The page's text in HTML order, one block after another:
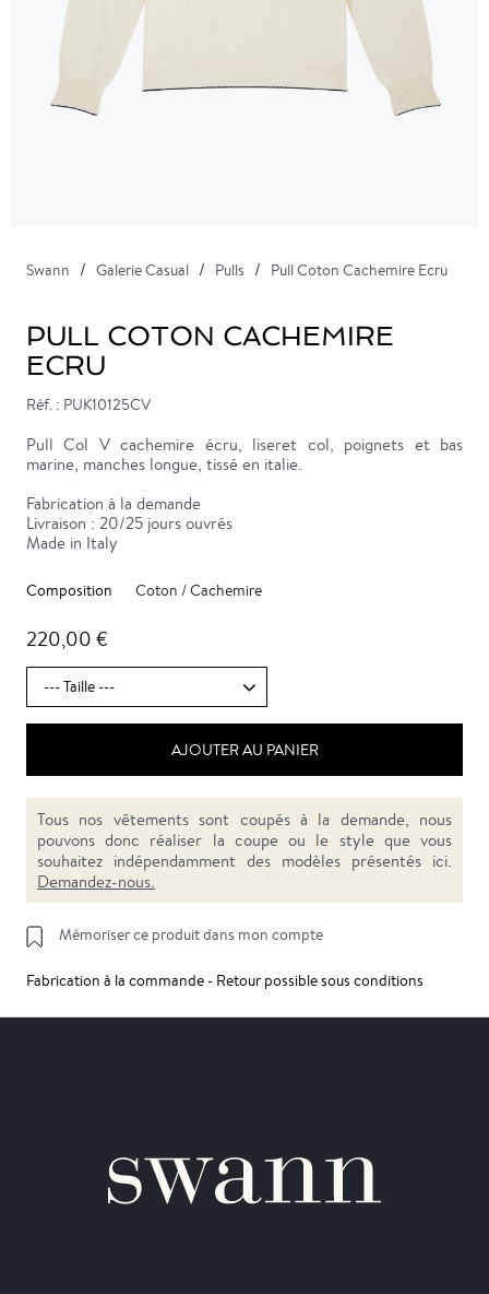
Swann Galerie Casual Pulls Pull Coton Cachemire Ecru
PULL COTON CACHEMIRE
ECRU
Réf. : PUK10125CV
Pull Col V cachemire écru, liseret col, poignets et bas
marine, manches longue, tissé en italie.
Fabrication à la demande
Livraison : 20/25 jours ouvrés
Made in Italy
Composition Coton / Cachemire
220,00 €
AJOUTER AU PANIER
Tous nos vêtements sont coupés à la demande, nous
pouvons donc réaliser la coupe ou le style que vous
souhaitez indépendamment des modèles présentés ici.
Demandez-nous.
Mémoriser ce produit dans mon compte
Fabrication à la commande - Retour possible sous conditions